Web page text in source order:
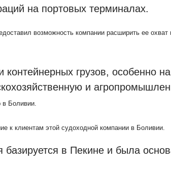
на портовых терминалах.
возможность компании расширить ее охват
контейнерных грузов, особенно на
и
в Боливии.
к клиентам этой судоходной компании в Боливии.
базируется в Пекине и была